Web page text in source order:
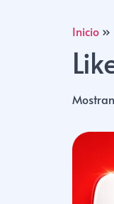
Inicio »